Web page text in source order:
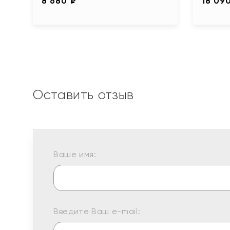
Оставить отзыв
Ваше имя:
Введите Ваш e-mail: